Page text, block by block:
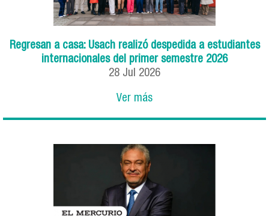
Regresan a casa: Usach realizó despedida a estudiantes
internacionales del primer semestre 2026
28 Jul 2026
Ver más